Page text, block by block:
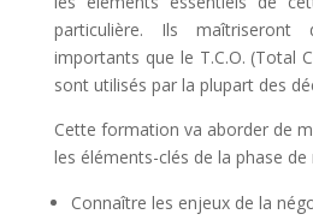
particulière. Ils maîtriseront
importants que le T.C.O. (Total
sont utilisés par la plupart des
Cette formation va aborder de
les éléments-clés de la phase
Connaître les enjeux de la